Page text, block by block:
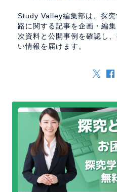
Study Valley編集部は、探
路に関する記事を企画・編
次資料と公開事例を確認し
い情報を届けます。